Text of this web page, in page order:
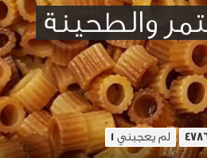
والطحينة
لم يعجبني 1